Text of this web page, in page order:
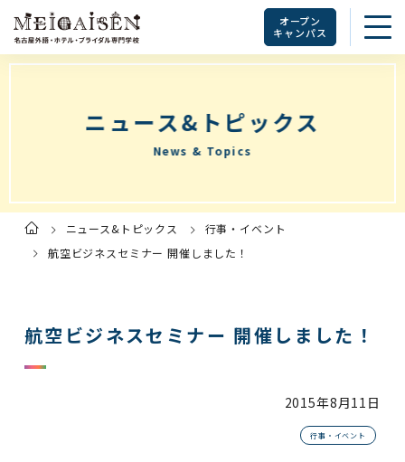
オープン
キャンパス
ニュース&トピックス
News & Topics
ト
プ
ペ
ニュース&トピックス
行事・イベント
航空ビジネスセミナー 開催しました！
航空ビジネスセミナー 開催しました！
2015年8月11日
行事・イベント